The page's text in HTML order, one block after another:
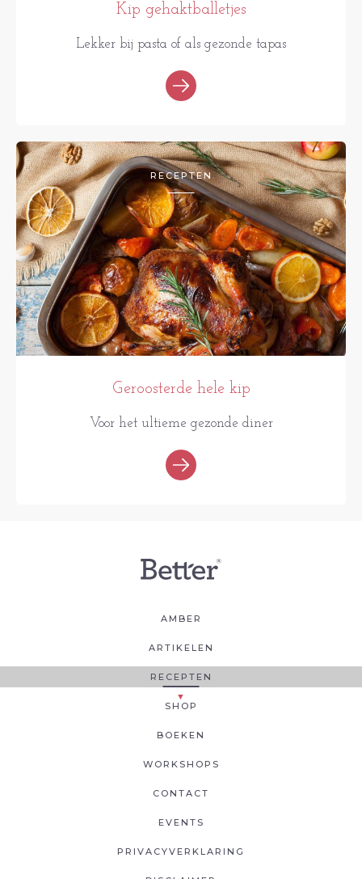
Kip gehaktballetjes
Lekker bij pasta of als gezonde tapas
RECEPTEN
Geroosterde hele kip
Voor het ultieme gezonde diner
AMBER
ARTIKELEN
RECEPTEN
SHOP
BOEKEN
WORKSHOPS
CONTACT
EVENTS
PRIVACYVERKLARING